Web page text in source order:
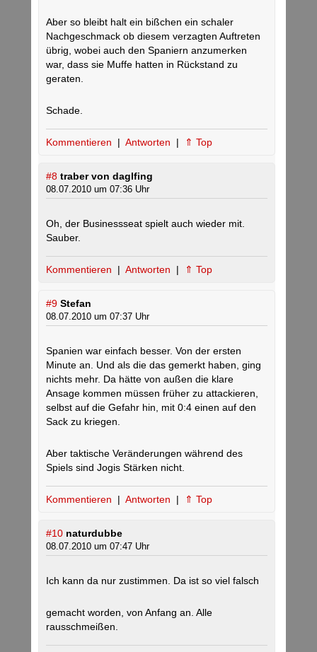
Aber so bleibt halt ein bißchen ein schaler
Nachgeschmack ob diesem verzagten Auftreten
übrig, wobei auch den Spaniern anzumerken
war, dass sie Muffe hatten in Rückstand zu
geraten.
Schade.
Kommentieren | Antworten | ⇑ Top
#8 traber von daglfing
08.07.2010 um 07:36 Uhr
Oh, der Businessseat spielt auch wieder mit.
Sauber.
Kommentieren | Antworten | ⇑ Top
#9 Stefan
08.07.2010 um 07:37 Uhr
Spanien war einfach besser. Von der ersten
Minute an. Und als die das gemerkt haben, ging
nichts mehr. Da hätte von außen die klare
Ansage kommen müssen früher zu attackieren,
selbst auf die Gefahr hin, mit 0:4 einen auf den
Sack zu kriegen.
Aber taktische Veränderungen während des
Spiels sind Jogis Stärken nicht.
Kommentieren | Antworten | ⇑ Top
#10 naturdubbe
08.07.2010 um 07:47 Uhr
Ich kann da nur zustimmen. Da ist so viel falsch
gemacht worden, von Anfang an. Alle
rausschmeißen.